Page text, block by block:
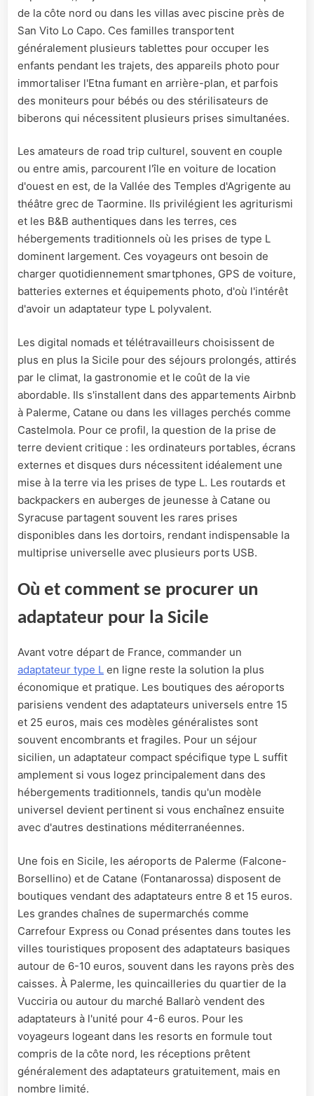
de la côte nord ou dans les villas avec piscine près de
San Vito Lo Capo. Ces familles transportent
généralement plusieurs tablettes pour occuper les
enfants pendant les trajets, des appareils photo pour
immortaliser l'Etna fumant en arrière-plan, et parfois
des moniteurs pour bébés ou des stérilisateurs de
biberons qui nécessitent plusieurs prises simultanées.
Les amateurs de road trip culturel, souvent en couple
ou entre amis, parcourent l'île en voiture de location
d'ouest en est, de la Vallée des Temples d'Agrigente au
théâtre grec de Taormine. Ils privilégient les agriturismi
et les B&B authentiques dans les terres, ces
hébergements traditionnels où les prises de type L
dominent largement. Ces voyageurs ont besoin de
charger quotidiennement smartphones, GPS de voiture,
batteries externes et équipements photo, d'où l'intérêt
d'avoir un adaptateur type L polyvalent.
Les digital nomads et télétravailleurs choisissent de
plus en plus la Sicile pour des séjours prolongés, attirés
par le climat, la gastronomie et le coût de la vie
abordable. Ils s'installent dans des appartements Airbnb
à Palerme, Catane ou dans les villages perchés comme
Castelmola. Pour ce profil, la question de la prise de
terre devient critique : les ordinateurs portables, écrans
externes et disques durs nécessitent idéalement une
mise à la terre via les prises de type L. Les routards et
backpackers en auberges de jeunesse à Catane ou
Syracuse partagent souvent les rares prises
disponibles dans les dortoirs, rendant indispensable la
multiprise universelle avec plusieurs ports USB.
Où et comment se procurer un
adaptateur pour la Sicile
Avant votre départ de France, commander un
adaptateur type L en ligne reste la solution la plus
économique et pratique. Les boutiques des aéroports
parisiens vendent des adaptateurs universels entre 15
et 25 euros, mais ces modèles généralistes sont
souvent encombrants et fragiles. Pour un séjour
sicilien, un adaptateur compact spécifique type L suffit
amplement si vous logez principalement dans des
hébergements traditionnels, tandis qu'un modèle
universel devient pertinent si vous enchaînez ensuite
avec d'autres destinations méditerranéennes.
Une fois en Sicile, les aéroports de Palerme (Falcone-
Borsellino) et de Catane (Fontanarossa) disposent de
boutiques vendant des adaptateurs entre 8 et 15 euros.
Les grandes chaînes de supermarchés comme
Carrefour Express ou Conad présentes dans toutes les
villes touristiques proposent des adaptateurs basiques
autour de 6-10 euros, souvent dans les rayons près des
caisses. À Palerme, les quincailleries du quartier de la
Vucciria ou autour du marché Ballarò vendent des
adaptateurs à l'unité pour 4-6 euros. Pour les
voyageurs logeant dans les resorts en formule tout
compris de la côte nord, les réceptions prêtent
généralement des adaptateurs gratuitement, mais en
nombre limité.